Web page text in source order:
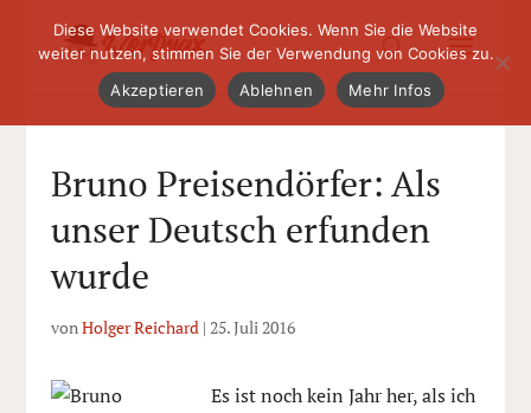
Bruno Preisendörfer: Als
unser Deutsch erfunden
wurde
vonHolger Reichard| 25. Juli 2016
Es ist noch kein Jahr her, als ich
Diese Website verwendet Cookies. Wenn Sie die Website
weiter nutzen, stimmen Sie der Verwendung von Cookies zu.
Akzeptieren
Ablehnen Mehr Infos